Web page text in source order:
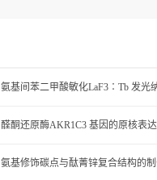
氨基间苯二甲酸敏化LaF3∶Tb 发光
醛酮还原酶AKR1C3 基因的原核表
氨基修饰碳点与酞菁锌复合结构的